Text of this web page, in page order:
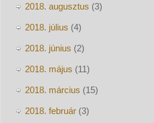
2018. augusztus (3)
2018. július (4)
2018. június (2)
2018. május (11)
2018. március (15)
2018. február(3)